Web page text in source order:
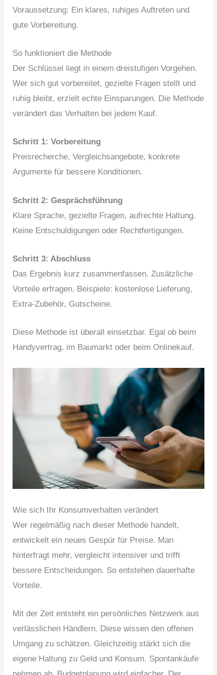
Voraussetzung: Ein klares, ruhiges Auftreten und
gute Vorbereitung.
So funktioniert die Methode
Der Schlüssel liegt in einem dreistufigen Vorgehen.
Wer sich gut vorbereitet, gezielte Fragen stellt und
ruhig bleibt, erzielt echte Einsparungen. Die Methode
verändert das Verhalten bei jedem Kauf.
Schritt 1: Vorbereitung
Preisrecherche, Vergleichsangebote, konkrete
Argumente für bessere Konditionen.
Schritt 2: Gesprächsführung
Klare Sprache, gezielte Fragen, aufrechte Haltung.
Keine Entschuldigungen oder Rechtfertigungen.
Schritt 3: Abschluss
Das Ergebnis kurz zusammenfassen. Zusätzliche
Vorteile erfragen. Beispiele: kostenlose Lieferung,
Extra-Zubehör, Gutscheine.
Diese Methode ist überall einsetzbar. Egal ob beim
Handyvertrag, im Baumarkt oder beim Onlinekauf.
Wie sich Ihr Konsumverhalten verändert
Wer regelmäßig nach dieser Methode handelt,
entwickelt ein neues Gespür für Preise. Man
hinterfragt mehr, vergleicht intensiver und trifft
bessere Entscheidungen. So entstehen dauerhafte
Vorteile.
Mit der Zeit entsteht ein persönliches Netzwerk aus
verlässlichen Händlern. Diese wissen den offenen
Umgang zu schätzen. Gleichzeitig stärkt sich die
eigene Haltung zu Geld und Konsum. Spontankäufe